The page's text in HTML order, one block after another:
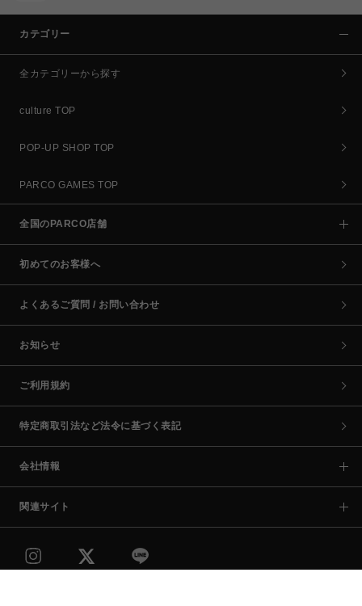
カテゴリー
全カテゴリーから探す
culture TOP
POP-UP SHOP TOP
PARCO GAMES TOP
全国のPARCO店舗
初めてのお客様へ
よくあるご質問 / お問い合わせ
お知らせ
ご利用規約
特定商取引法など法令に基づく表記
会社情報
関連サイト